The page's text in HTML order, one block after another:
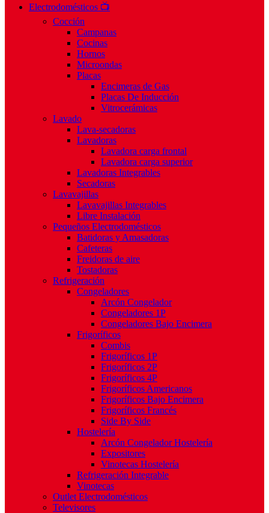
Electrodomésticos 📺
Cocción
Campanas
Cocinas
Hornos
Microondas
Placas
Encimeras de Gas
Placas De Inducción
Vitrocerámicas
Lavado
Lava-secadoras
Lavadoras
Lavadora carga frontal
Lavadora carga superior
Lavadoras Integrables
Secadoras
Lavavajillas
Lavavajillas Integrables
Libre Instalación
Pequeños Electrodomésticos
Batidoras y Amasadoras
Cafeteras
Freidoras de aire
Tostadoras
Refrigeración
Congeladores
Arcón Congelador
Congeladores 1P
Congeladores Bajo Encimera
Frigoríficos
Combis
Frigoríficos 1P
Frigoríficos 2P
Frigoríficos 4P
Frigoríficos Americanos
Frigoríficos Bajo Encimera
Frigoríficos Francés
Side By Side
Hostelería
Arcón Congelador Hostelería
Expositores
Vinotecas Hostelería
Refrigeración Integrable
Vinotecas
Outlet Electrodomésticos
Televisores